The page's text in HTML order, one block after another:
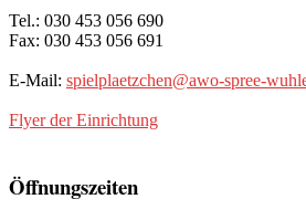
Tel.: 030 453 056 690
Fax: 030 453 056 691
E-Mail: spielplaetzchen@awo-spree-
Flyer der Einrichtung
Öffnungszeiten